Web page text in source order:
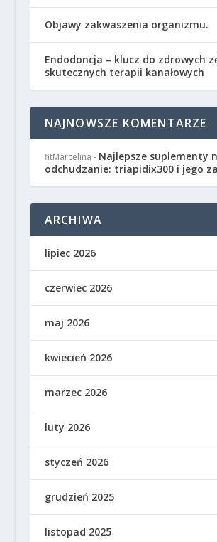
Objawy zakwaszenia organizmu.
Endodoncja – klucz do zdrowych
skutecznych terapii kanałowych
NAJNOWSZE KOMENTARZE
fitMarcelina - Najlepsze suplementy
odchudzanie: triapidix300 i jego
ARCHIWA
lipiec 2026
czerwiec 2026
maj 2026
kwiecień 2026
marzec 2026
luty 2026
styczeń 2026
grudzień 2025
listopad 2025